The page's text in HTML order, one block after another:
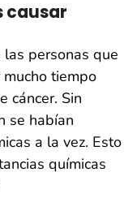
causar
personas que
tiempo
cáncer. Sin
se habían
a la vez. Esto
químicas